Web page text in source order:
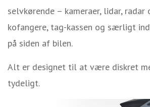
selvkørende – kameraer, lidar, radar
kofangere, tag-kassen og særligt
på siden af bilen.
Alt er designet til at være diskret
tydeligt.